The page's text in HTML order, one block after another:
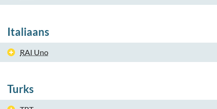
Italiaans
RAI Uno
Turks